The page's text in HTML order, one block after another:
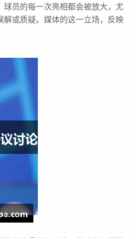
员的每一次亮相都会被放大，尤
或质疑。媒体的这一立场，反映